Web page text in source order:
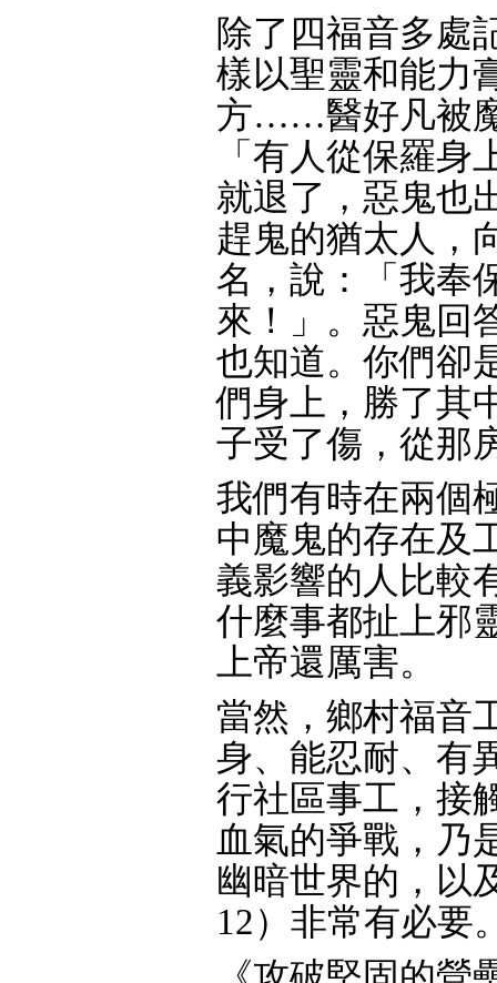
除了四福音多處
樣以聖靈和能
方……醫好凡被
「有人從保羅
就退了，惡鬼也
趕鬼的猶太人，
名，說：「我奉
來！」。惡鬼回
也知道。你們卻
們身上，勝了其
子受了傷，從那
我們有時在兩個
中魔鬼的存在及
義影響的人比較
什麼事都扯上邪
上帝還厲害。
當然，鄉村福音
身、能忍耐、有
行社區事工，接
血氣的爭戰，乃
幽暗世界的，以
12）非常有必要